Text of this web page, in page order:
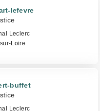
lefevre
Leclerc
Loire
buffet
Leclerc